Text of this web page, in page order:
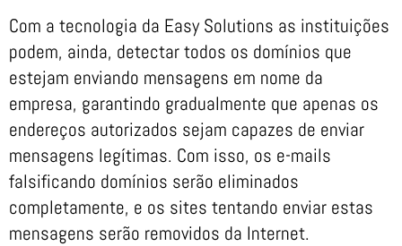
Com a tecnologia da Easy Solutions as instituições
podem, ainda, detectar todos os domínios que
estejam enviando mensagens em nome da
empresa, garantindo gradualmente que apenas os
endereços autorizados sejam capazes de enviar
mensagens legítimas. Com isso, os e-mails
falsificando domínios serão eliminados
completamente, e os sites tentando enviar estas
mensagens serão removidos da Internet.